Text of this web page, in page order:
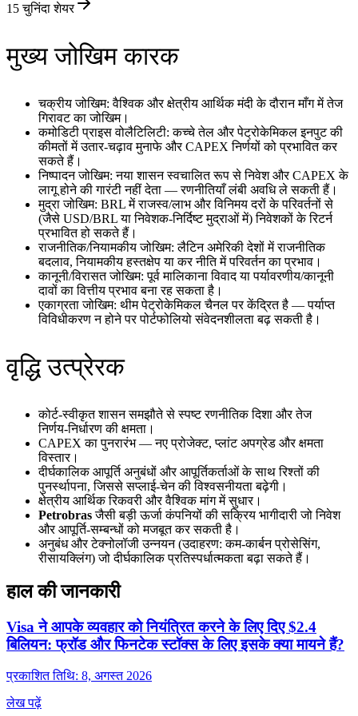
15 चुनिंदा शेयर
मुख्य जोखिम कारक
चक्रीय जोखिम: वैश्विक और क्षेत्रीय आर्थिक मंदी के दौरान माँग में तेज
गिरावट का जोखिम।
कमोडिटी प्राइस वोलैटिलिटी: कच्चे तेल और पेट्रोकेमिकल इनपुट की
कीमतों में उतार‑चढ़ाव मुनाफे और CAPEX निर्णयों को प्रभावित कर
सकते हैं।
निष्पादन जोखिम: नया शासन स्वचालित रूप से निवेश और CAPEX के
लागू होने की गारंटी नहीं देता — रणनीतियाँ लंबी अवधि ले सकती हैं।
मुद्रा जोखिम: BRL में राजस्व/लाभ और विनिमय दरों के परिवर्तनों से
(जैसे USD/BRL या निवेशक‑निर्दिष्ट मुद्राओं में) निवेशकों के रिटर्न
प्रभावित हो सकते हैं।
राजनीतिक/नियामकीय जोखिम: लैटिन अमेरिकी देशों में राजनीतिक
बदलाव, नियामकीय हस्तक्षेप या कर नीति में परिवर्तन का प्रभाव।
कानूनी/विरासत जोखिम: पूर्व मालिकाना विवाद या पर्यावरणीय/कानूनी
दावों का वित्तीय प्रभाव बना रह सकता है।
एकाग्रता जोखिम: थीम पेट्रोकेमिकल चैनल पर केंद्रित है — पर्याप्त
विविधीकरण न होने पर पोर्टफोलियो संवेदनशीलता बढ़ सकती है।
वृद्धि उत्प्रेरक
कोर्ट‑स्वीकृत शासन समझौते से स्पष्ट रणनीतिक दिशा और तेज
निर्णय‑निर्धारण की क्षमता।
CAPEX का पुनरारंभ — नए प्रोजेक्ट, प्लांट अपग्रेड और क्षमता
विस्तार।
दीर्घकालिक आपूर्ति अनुबंधों और आपूर्तिकर्ताओं के साथ रिश्तों की
पुनर्स्थापना, जिससे सप्लाई‑चेन की विश्वसनीयता बढ़ेगी।
क्षेत्रीय आर्थिक रिकवरी और वैश्विक मांग में सुधार।
Petrobrasजैसी बड़ी ऊर्जा कंपनियों की सक्रिय भागीदारी जो निवेश
और आपूर्ति‑सम्बन्धों को मजबूत कर सकती है।
अनुबंध और टेक्नोलॉजी उन्नयन (उदाहरण: कम‑कार्बन प्रोसेसिंग,
रीसायक्लिंग) जो दीर्घकालिक प्रतिस्पर्धात्मकता बढ़ा सकते हैं।
हाल की जानकारी
Visa ने आपके व्यवहार को नियंत्रित करने के लिए दिए $2.4
बिलियन: फ्रॉड और फिनटेक स्टॉक्स के लिए इसके क्या मायने हैं?
प्रकाशित तिथि: 8, अगस्त 2026
लेख पढ़ें